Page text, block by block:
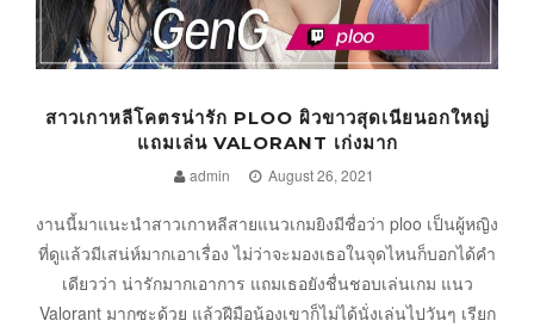
สาวเกาหลีโคตรน่ารัก PLOO ผิวขาวสุดเนียนอกใหญ่
แถมเล่น VALORANT เก่งมาก
admin August 26, 2021
งานนี้มาแนะนำสาวเกาหลีสายแนวเกมยิงมีชื่อว่า ploo เป็นผู้หญิง
ที่ดูแล้วมีเสน่ห์มากเอาเรื่อง ไม่ว่าจะมองเธอในจุดไหนก็บอกได้คำ
เดียวว่า น่ารักมากเอาการ แถมเธอยังชื่นชอบเล่นเกม แนว
Valorant มากซะด้วย แล้วฝีมือน้องเขาก็ไม่ได้นั่งเล่นไปวันๆ เรียก